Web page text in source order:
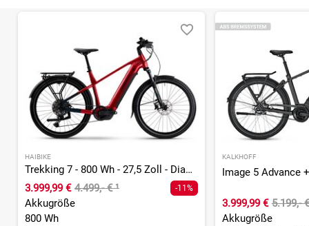
HAIBIKE
Trekking 7 - 800 Wh - 27,5 Zoll - Diamant - 2027
3.999,99 € 4.499,- €¹ -11%
Akkugröße
800 Wh
KALKHOFF
3.999,99 € 5.199,-
Akkugröße